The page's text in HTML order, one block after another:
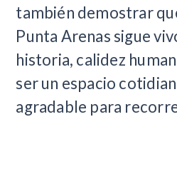
también demostrar
Punta Arenas sigue
historia, calidez
ser un espacio
agradable para